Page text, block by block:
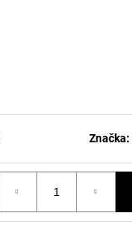
Značka: